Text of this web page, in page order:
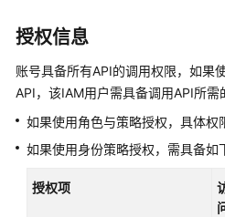
介
计
费
说
明
快
授权信息
账号具备所有API的调用权限，如果
API，该IAM用户需具备调用API所需
如果使用角色与策略授权，具体权
如果使用身份策略授权，需具备如
授权项